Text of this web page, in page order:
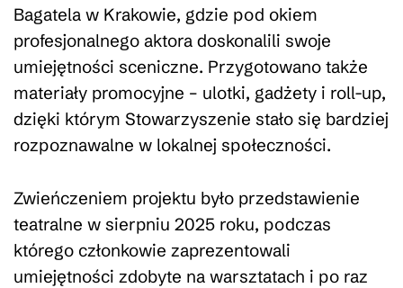
Bagatela w Krakowie, gdzie pod okiem
profesjonalnego aktora doskonalili swoje
umiejętności sceniczne. Przygotowano także
materiały promocyjne – ulotki, gadżety i roll-up,
dzięki którym Stowarzyszenie stało się bardziej
rozpoznawalne w lokalnej społeczności.
Zwieńczeniem projektu było przedstawienie
teatralne w sierpniu 2025 roku, podczas
którego członkowie zaprezentowali
umiejętności zdobyte na warsztatach i po raz